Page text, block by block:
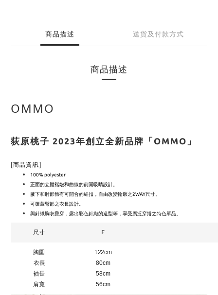
商品描述 送貨及付款方式
商品描述
OMMO
荻原桃子 2023年創立全新品牌「OMMO」
[商品資訊]
100% polyester
正面的立體褶皺和曲線的前開吸睛設計。
腋下和肘部飾有可開合的紐扣，自由改變輪廓之2WAY尺寸。
可覆蓋臀部之衣長設計。
與針織胸衣疊穿，露出彩色針織的造型等，享受廣泛穿搭之特色單品。
尺寸 Ｆ
胸圍
衣長
袖長
肩寬
122cm
80cm
58cm
56cm